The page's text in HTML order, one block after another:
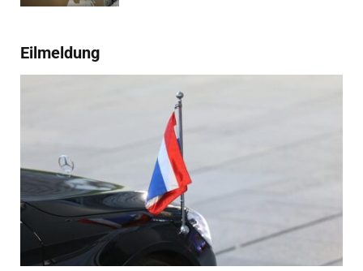
Eilmeldung